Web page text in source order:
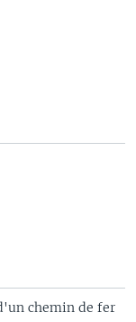
chemin de fer